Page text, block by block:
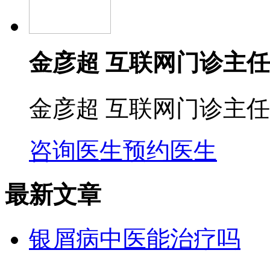
金彦超 互联网门诊主任
金彦超 互联网门诊主
咨询医生预约医生
最新文章
银屑病中医能治疗吗